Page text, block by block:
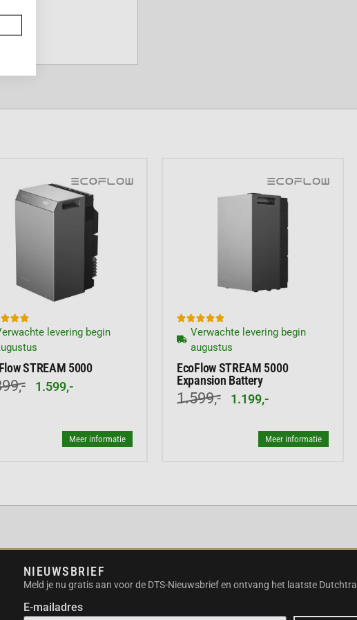
over
klaar voor vertrek.
met je smartphone.
en opwekt. Je kunt
De BLUETTI
gewicht en vermogen.
naar de camping. De
mee. Je
USB-poorten.
kamperen
een

levering begin
STREAM 5000
1.599,-
Meer informatie

Verwachte levering begin
augustus
EcoFlow STREAM 5000
Expansion Battery
1.599,- 1.199,-
Meer informatie
NIEUWSBRIEF
Meld je nu gratis aan voor de DTS-Nieuwsbrief en ontvang het laatste
E-mailadres